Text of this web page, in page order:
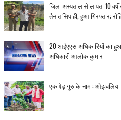
जिला अस्पताल से लापता 10
तैनात सिपाही, हुआ गिरफ्तार;
20 आईएएस अधिकारियों का
अधिकारी आलोक कुमार
एक पेड़ गुरु के नाम : ओझवलिया